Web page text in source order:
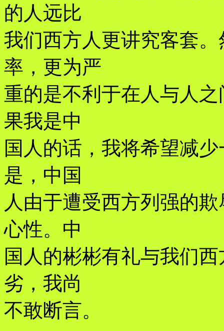
的人远比
我们西方人更讲究客套
率，更为严
重的是不利于在人与人
果我是中
国人的话，我将希望减
是，中国
人由于遭受西方列强的
心性。中
国人的彬彬有礼与我们
劣，我尚
不敢断言。